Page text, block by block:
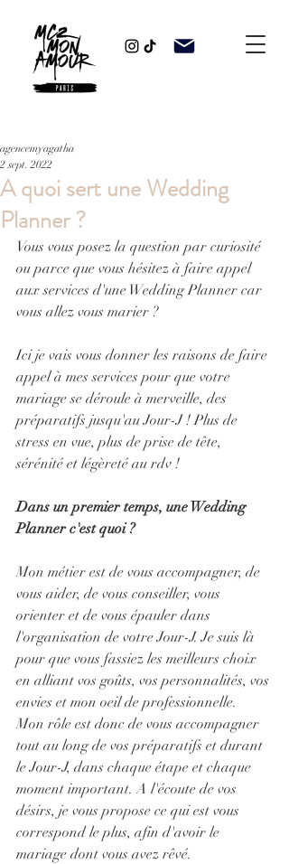
A quoi sert une Wedding
Planner ?
agencemyagatha
2 sept. 2022
Vous vous posez la question par curiosité
ou parce que vous hésitez à faire appel
aux services d'une Wedding Planner car
vous allez vous marier ?
Ici je vais vous donner les raisons de faire
appel à mes services pour que votre
mariage se déroule à merveille, des
préparatifs jusqu'au Jour-J ! Plus de
stress en vue, plus de prise de tête,
sérénité et légèreté au rdv !
Dans un premier temps, une Wedding
Planner c'est quoi ?
Mon métier est de vous accompagner, de
vous aider, de vous conseiller, vous
orienter et de vous épauler dans
l'organisation de votre Jour-J. Je suis là
pour que vous fassiez les meilleurs choix
en alliant vos goûts, vos personnalités, vos
envies et mon oeil de professionnelle.
Mon rôle est donc de vous accompagner
tout au long de vos préparatifs et durant
le Jour-J, dans chaque étape et chaque
moment important. A l'écoute de vos
désirs, je vous propose ce qui est vous
correspond le plus, afin d'avoir le
mariage dont vous avez rêvé.